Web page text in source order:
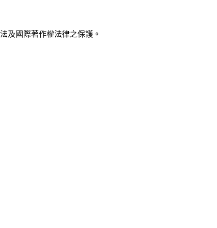
及國際著作權法律之保護。